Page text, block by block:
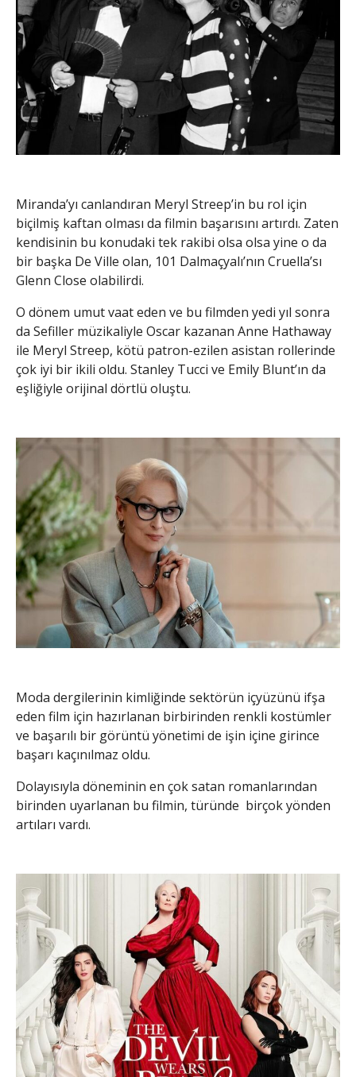
Miranda’yı canlandıran Meryl Streep’in bu rol için
biçilmiş kaftan olması da filmin başarısını artırdı. Zaten
kendisinin bu konudaki tek rakibi olsa olsa yine o da
bir başka De Ville olan, 101 Dalmaçyalı’nın Cruella’sı
Glenn Close olabilirdi.
O dönem umut vaat eden ve bu filmden yedi yıl sonra
da Sefiller müzikaliyle Oscar kazanan Anne Hathaway
ile Meryl Streep, kötü patron-ezilen asistan rollerinde
çok iyi bir ikili oldu. Stanley Tucci ve Emily Blunt’ın da
eşliğiyle orijinal dörtlü oluştu.
Moda dergilerinin kimliğinde sektörün içyüzünü ifşa
eden film için hazırlanan birbirinden renkli kostümler
ve başarılı bir görüntü yönetimi de işin içine girince
başarı kaçınılmaz oldu.
Dolayısıyla döneminin en çok satan romanlarından
birinden uyarlanan bu filmin, türünde birçok yönden
artıları vardı.